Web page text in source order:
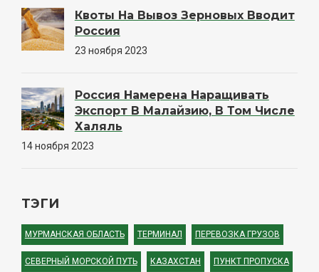
Квоты На Вывоз Зерновых Вводит
Россия
23 ноября 2023
Россия Намерена Наращивать
Экспорт В Малайзию, В Том Числе
Халяль
14 ноября 2023
ТЭГИ
МУРМАНСКАЯ ОБЛАСТЬ ТЕРМИНАЛ ПЕРЕВОЗКА ГРУЗОВ
СЕВЕРНЫЙ МОРСКОЙ ПУТЬ КАЗАХСТАН ПУНКТ ПРОПУСКА